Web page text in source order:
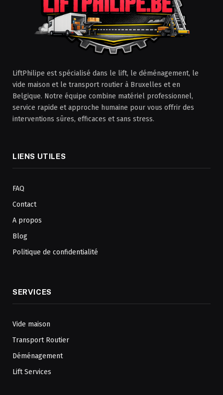
LiftPhilipe est spécialisé dans le lift, le déménagement, le
vide maison et le transport routier à Bruxelles et en
Belgique. Notre équipe combine matériel professionnel,
service rapide et approche humaine pour vous offrir des
interventions sûres, efficaces et sans stress.
LIENS UTILES
FAQ
Contact
A propos
Blog
Politique de confidentialité
SERVICES
Vide maison
Transport Routier
Déménagement
Lift Services